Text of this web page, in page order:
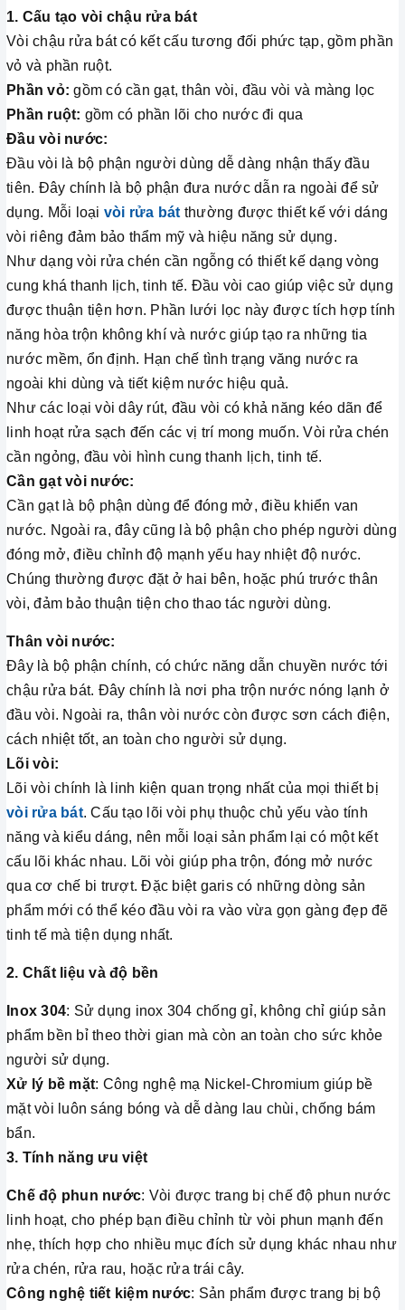
1. Cấu tạo vòi chậu rửa bát
Vòi chậu rửa bát có kết cấu tương đối phức tạp, gồm phần
vỏ và phần ruột.
Phần vỏ: gồm có cần gạt, thân vòi, đầu vòi và màng lọc
Phần ruột: gồm có phần lõi cho nước đi qua
Đầu vòi nước:
Đầu vòi là bộ phận người dùng dễ dàng nhận thấy đầu
tiên. Đây chính là bộ phận đưa nước dẫn ra ngoài để sử
dụng. Mỗi loại vòi rửa bát thường được thiết kế với dáng
vòi riêng đảm bảo thẩm mỹ và hiệu năng sử dụng.
Như dạng vòi rửa chén cần ngỗng có thiết kế dạng vòng
cung khá thanh lịch, tinh tế. Đầu vòi cao giúp việc sử dụng
được thuận tiện hơn. Phần lưới lọc này được tích hợp tính
năng hòa trộn không khí và nước giúp tạo ra những tia
nước mềm, ổn định. Hạn chế tình trạng văng nước ra
ngoài khi dùng và tiết kiệm nước hiệu quả.
Như các loại vòi dây rút, đầu vòi có khả năng kéo dãn để
linh hoạt rửa sạch đến các vị trí mong muốn. Vòi rửa chén
cần ngỏng, đầu vòi hình cung thanh lịch, tinh tế.
Cần gạt vòi nước:
Cần gạt là bộ phận dùng để đóng mở, điều khiển van
nước. Ngoài ra, đây cũng là bộ phận cho phép người dùng
đóng mở, điều chỉnh độ mạnh yếu hay nhiệt độ nước.
Chúng thường được đặt ở hai bên, hoặc phú trước thân
vòi, đảm bảo thuận tiện cho thao tác người dùng.
Thân vòi nước:
Đây là bộ phận chính, có chức năng dẫn chuyền nước tới
chậu rửa bát. Đây chính là nơi pha trộn nước nóng lạnh ở
đầu vòi. Ngoài ra, thân vòi nước còn được sơn cách điện,
cách nhiệt tốt, an toàn cho người sử dụng.
Lõi vòi:
Lõi vòi chính là linh kiện quan trọng nhất của mọi thiết bị
vòi rửa bát. Cấu tạo lõi vòi phụ thuộc chủ yếu vào tính
năng và kiểu dáng, nên mỗi loại sản phẩm lại có một kết
cấu lõi khác nhau. Lõi vòi giúp pha trộn, đóng mở nước
qua cơ chế bi trượt. Đặc biệt garis có những dòng sản
phẩm mới có thể kéo đầu vòi ra vào vừa gọn gàng đẹp đẽ
tinh tế mà tiện dụng nhất.
2. Chất liệu và độ bền
Inox 304: Sử dụng inox 304 chống gỉ, không chỉ giúp sản
phẩm bền bỉ theo thời gian mà còn an toàn cho sức khỏe
người sử dụng.
Xử lý bề mặt: Công nghệ mạ Nickel-Chromium giúp bề
mặt vòi luôn sáng bóng và dễ dàng lau chùi, chống bám
bẩn.
3. Tính năng ưu việt
Chế độ phun nước: Vòi được trang bị chế độ phun nước
linh hoạt, cho phép bạn điều chỉnh từ vòi phun mạnh đến
nhẹ, thích hợp cho nhiều mục đích sử dụng khác nhau như
rửa chén, rửa rau, hoặc rửa trái cây.
Công nghệ tiết kiệm nước: Sản phẩm được trang bị bộ